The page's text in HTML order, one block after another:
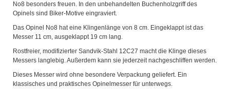
No8 besonders freuen. In den unbehandelten Buchenholzgriff des
Opinels sind Biker-Motive eingraviert.
Das Opinel No8 hat eine Klingenlänge von 8 cm. Eingeklappt ist das
Messer 11 cm, ausgeklappt 19 cm lang.
Rostfreier, modifizierter Sandvik-Stahl 12C27 macht die Klinge dieses
Messers langlebig. Außerdem kann sie jederzeit nachgeschliffen werden.
Dieses Messer wird ohne besondere Verpackung geliefert. Ein
klassisches und praktisches Opinelmesser für unterwegs.